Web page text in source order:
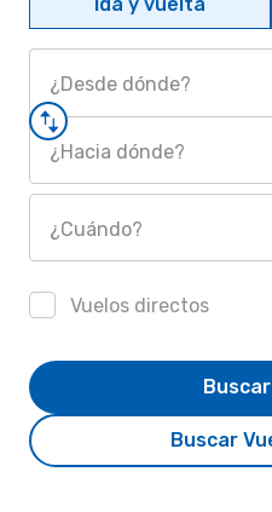
¿Desde dónde?
¿Hacia dónde?
¿Cuándo?
Vuelos directos
Buscar